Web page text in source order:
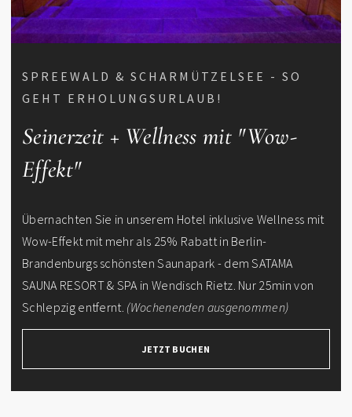
SPREEWALD & SCHARMÜTZELSEE - SO
GEHT ERHOLUNGSURLAUB!
Seinerzeit + Wellness mit "Wow-
Effekt"
Übernachten Sie in unserem Hotel inklusive Wellness mit
Wow-Effekt mit mehr als 25% Rabatt in Berlin-
Brandenburgs schönsten Saunapark - dem SATAMA
SAUNA RESORT & SPA in Wendisch Rietz. Nur 25min von
Schlepzig entfernt. (Wochenenden ausgenommen)
JETZT BUCHEN